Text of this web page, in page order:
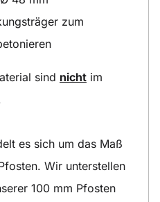
zum
sind nicht im
es sich um das Maß
Wir unterstellen
100 mm Pfosten